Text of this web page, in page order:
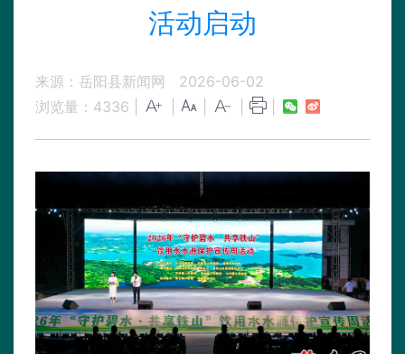
活动启动
来源：岳阳县新闻网
2026-06-02
浏览量： 4336